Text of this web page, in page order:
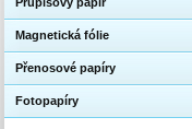
Magnetická fólie
Přenosové papíry
Fotopapíry